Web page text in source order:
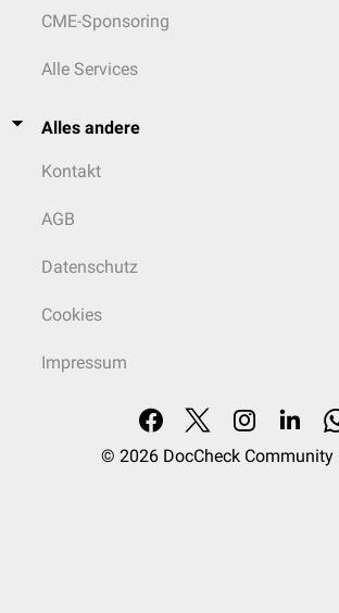
CME-Sponsoring
Alle Services
Alles andere
Kontakt
AGB
Datenschutz
Cookies
Impressum
© 2026 DocCheck Community